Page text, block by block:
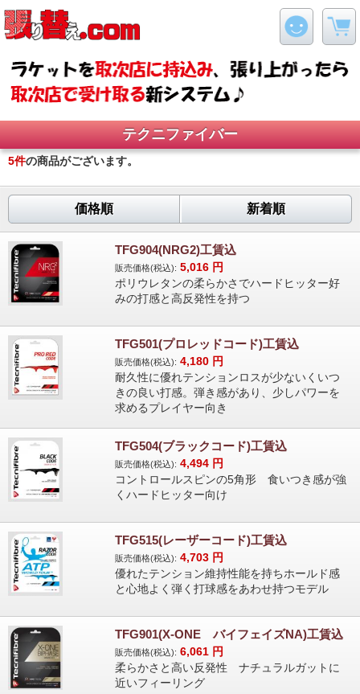
テクニファイバー
5件の商品がございます。
価格順 新着順
TFG904(NRG2)工賃込
販売価格(税込): 5,016 円
ポリウレタンの柔らかさでハードヒッター好
みの打感と高反発性を持つ
TFG501(プロレッドコード)工賃込
販売価格(税込): 4,180 円
耐久性に優れテンションロスが少ないくいつ
きの良い打感。弾き感があり、少しパワーを
求めるプレイヤー向き
TFG504(ブラックコード)工賃込
販売価格(税込): 4,494 円
コントロールスピンの5角形 食いつき感が強
くハードヒッター向け
TFG515(レーザーコード)工賃込
販売価格(税込): 4,703 円
優れたテンション維持性能を持ちホールド感
と心地よく弾く打球感をあわせ持つモデル
TFG901(X-ONE バイフェイズNA)工賃込
販売価格(税込): 6,061 円
柔らかさと高い反発性 ナチュラルガットに
近いフィーリング